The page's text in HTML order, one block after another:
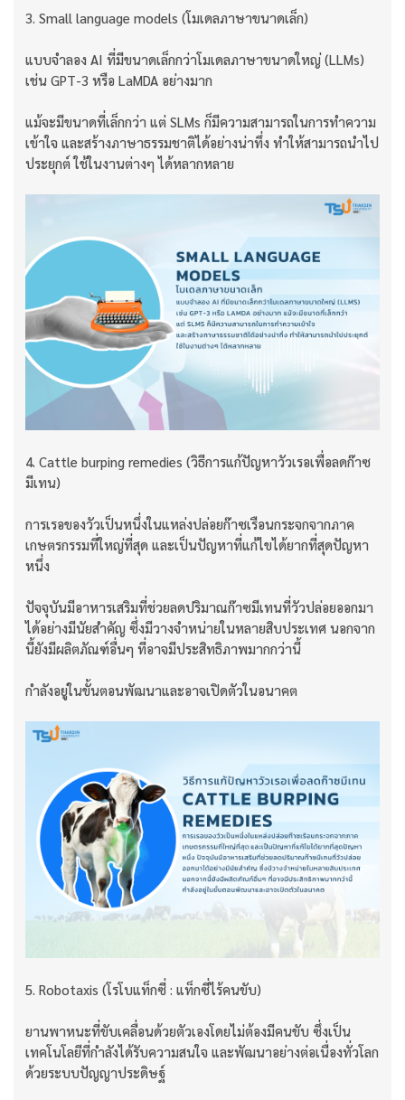
3. Small language models (โมเดลภาษาขนาดเล็ก)
แบบจำลอง AI ที่มีขนาดเล็กกว่าโมเดลภาษาขนาดใหญ่ (LLMs)
เช่น GPT-3 หรือ LaMDA อย่างมาก
แม้จะมีขนาดที่เล็กกว่า แต่ SLMs ก็มีความสามารถในการทำความ
เข้าใจ และสร้างภาษาธรรมชาติได้อย่างน่าทึ่ง ทำให้สามารถนำไป
ประยุกต์ ใช้ในงานต่างๆ ได้หลากหลาย
4. Cattle burping remedies (วิธีการแก้ปัญหาวัวเรอเพื่อลดก๊าซ
มีเทน)
การเรอของวัวเป็นหนึ่งในแหล่งปล่อยก๊าซเรือนกระจกจากภาค
เกษตรกรรมที่ใหญ่ที่สุด และเป็นปัญหาที่แก้ไขได้ยากที่สุดปัญหา
หนึ่ง
ปัจจุบันมีอาหารเสริมที่ช่วยลดปริมาณก๊าซมีเทนที่วัวปล่อยออกมา
ได้อย่างมีนัยสำคัญ ซึ่งมีวางจำหน่ายในหลายสิบประเทศ นอกจาก
นี้ยังมีผลิตภัณฑ์อื่นๆ ที่อาจมีประสิทธิภาพมากกว่านี้
กำลังอยู่ในขั้นตอนพัฒนาและอาจเปิดตัวในอนาคต
5. Robotaxis (โรโบแท็กซี่ : แท็กซี่ไร้คนขับ)
ยานพาหนะที่ขับเคลื่อนด้วยตัวเองโดยไม่ต้องมีคนขับ ซึ่งเป็น
เทคโนโลยีที่กำลังได้รับความสนใจ และพัฒนาอย่างต่อเนื่องทั่วโลก
ด้วยระบบปัญญาประดิษฐ์